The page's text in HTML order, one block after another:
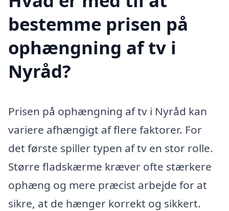
bestemme prisen på
ophængning af tv i
Nyråd?
Prisen på ophængning af tv i Nyråd kan
variere afhængigt af flere faktorer. For
det første spiller typen af tv en stor rolle.
Større fladskærme kræver ofte stærkere
ophæng og mere præcist arbejde for at
sikre, at de hænger korrekt og sikkert.